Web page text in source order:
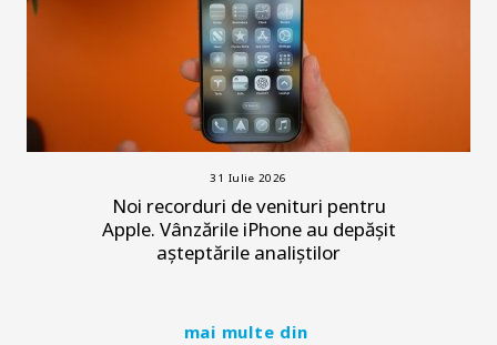
31 Iulie 2026
Noi recorduri de venituri pentru
Apple. Vânzările iPhone au depășit
așteptările analiștilor
mai multe din